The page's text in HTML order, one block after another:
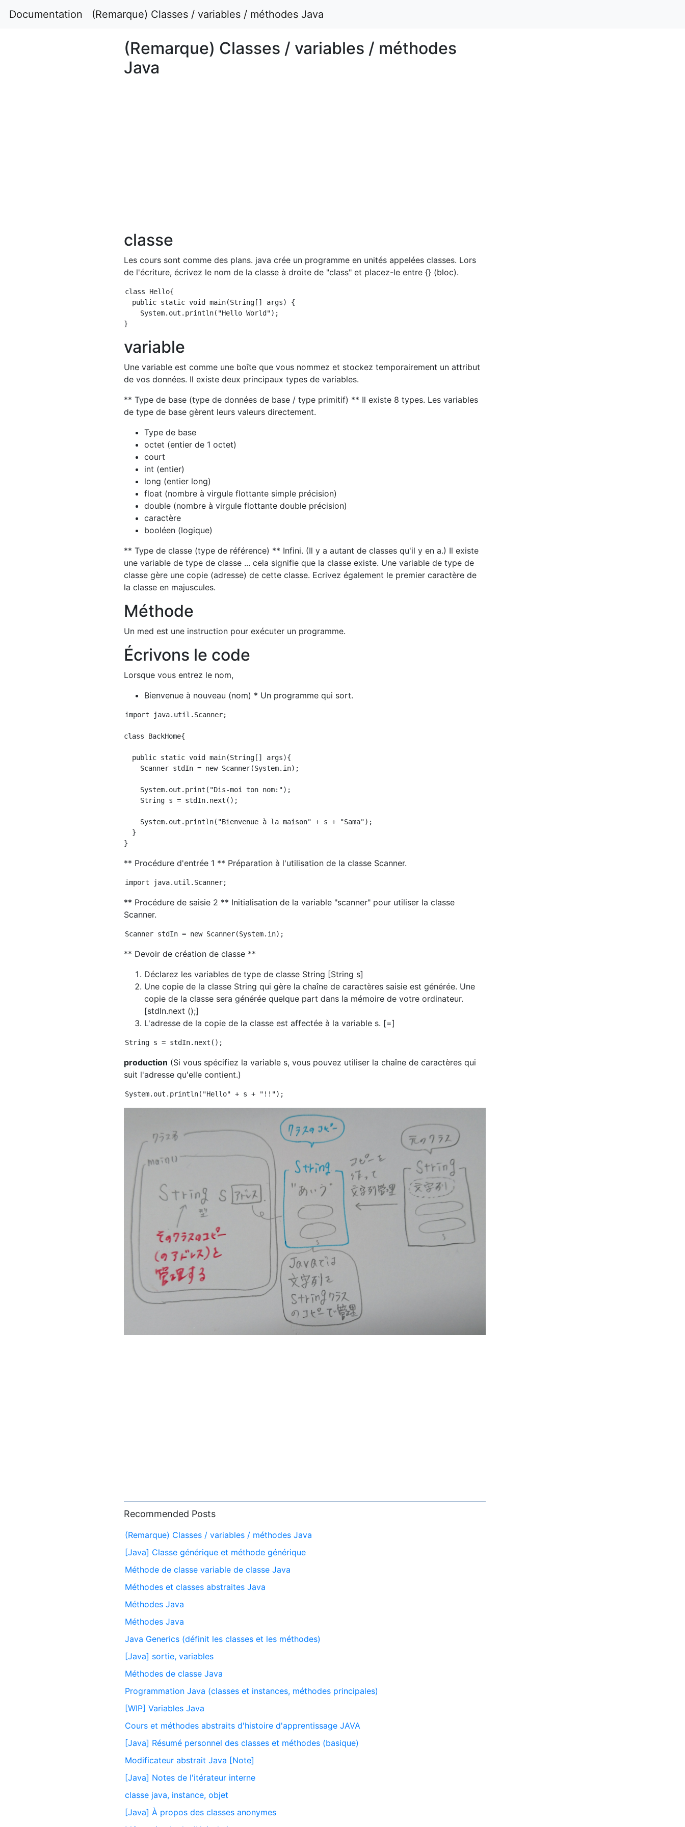
Documentation (Remarque) Classes / variables / méthodes Java
(Remarque) Classes / variables / méthodes
Java
classe
Les cours sont comme des plans. java crée un programme en unités appelées classes. Lors
de l'écriture, écrivez le nom de la classe à droite de "class" et placez-le entre {} (bloc).
class Hello{
  public static void main(String[] args) {
    System.out.println("Hello World");
variable
Une variable est comme une boîte que vous nommez et stockez temporairement un attribut
de vos données. Il existe deux principaux types de variables.
** Type de base (type de données de base / type primitif) ** Il existe 8 types. Les variables
de type de base gèrent leurs valeurs directement.
Type de base
octet (entier de 1 octet)
court
int (entier)
long (entier long)
float (nombre à virgule flottante simple précision)
double (nombre à virgule flottante double précision)
caractère
booléen (logique)
** Type de classe (type de référence) ** Infini. (Il y a autant de classes qu'il y en a.) Il existe
une variable de type de classe ... cela signifie que la classe existe. Une variable de type de
classe gère une copie (adresse) de cette classe. Ecrivez également le premier caractère de
la classe en majuscules.
Méthode
Un med est une instruction pour exécuter un programme.
Écrivons le code
Lorsque vous entrez le nom,
Bienvenue à nouveau (nom) * Un programme qui sort.
import java.util.Scanner;
class BackHome{
  public static void main(String[] args){
    Scanner stdIn = new Scanner(System.in);
    System.out.print("Dis-moi ton nom:");
    String s = stdIn.next();
    System.out.println("Bienvenue à la maison" + s + "Sama");
  }
** Procédure d'entrée 1 ** Préparation à l'utilisation de la classe Scanner.
** Procédure de saisie 2 ** Initialisation de la variable "scanner" pour utiliser la classe
Scanner.
** Devoir de création de classe **
Déclarez les variables de type de classe String [String s]
Une copie de la classe String qui gère la chaîne de caractères saisie est générée. Une
copie de la classe sera générée quelque part dans la mémoire de votre ordinateur.
[stdIn.next ();]
L'adresse de la copie de la classe est affectée à la variable s. [=]
production (Si vous spécifiez la variable s, vous pouvez utiliser la chaîne de caractères qui
suit l'adresse qu'elle contient.)
Recommended Posts
(Remarque) Classes / variables / méthodes Java
[Java] Classe générique et méthode générique
Méthode de classe variable de classe Java
Méthodes et classes abstraites Java
Méthodes Java
Méthodes Java
Java Generics (définit les classes et les méthodes)
[Java] sortie, variables
Méthodes de classe Java
Programmation Java (classes et instances, méthodes principales)
[WIP] Variables Java
Cours et méthodes abstraits d'histoire d'apprentissage JAVA
[Java] Résumé personnel des classes et méthodes (basique)
Modificateur abstrait Java [Note]
[Java] Notes de l'itérateur interne
classe java, instance, objet
[Java] À propos des classes anonymes